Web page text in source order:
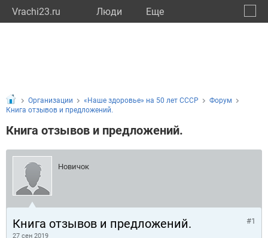
Vrachi23.ru Люди Eще
Организации «Наше здоровье» на 50 лет СССР
Форум
Книга отзывов и предложений.
Книга отзывов и предложений.
Новичок
Книга отзывов и предложений.
27 сен 2019
#1